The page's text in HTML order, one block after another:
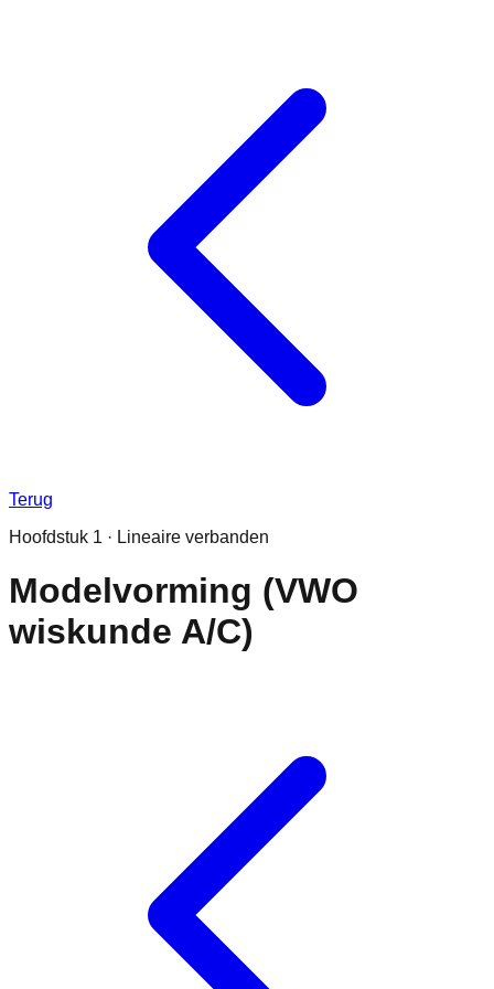
Terug
Hoofdstuk 1 · Lineaire verbanden
Modelvorming (VWO
wiskunde A/C)